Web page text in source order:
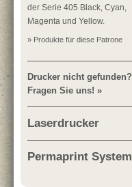
der Serie 405 Black, Cyan,
Magenta und Yellow.
» Produkte für diese Patrone
Drucker nicht gefunden?
Fragen Sie uns! »
Laserdrucker
Permaprint System